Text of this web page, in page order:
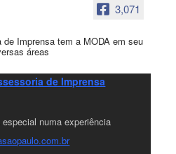
3,071
Imprensa tem a MODA em seu
áreas
de Imprensa
numa experiência